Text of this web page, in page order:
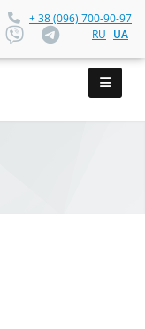
+ 38 (096) 700-90-97
RU UA